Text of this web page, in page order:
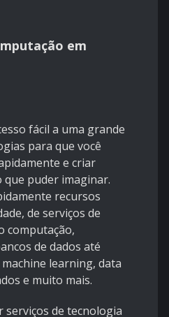
em
fácil a uma grande
para que você
e criar
puder imaginar.
recursos
de serviços de
computação,
de dados até
learning, data
e muito mais.
serviços de tecnologia